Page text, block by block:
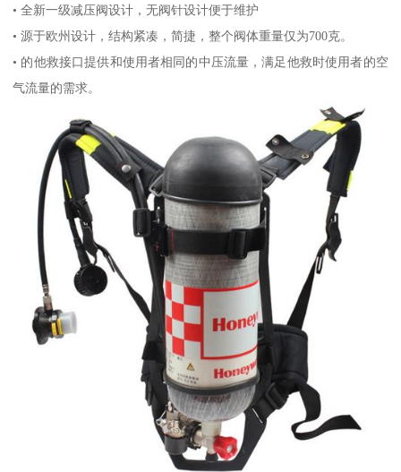
• 全新一级减压阀设计，无阀针设计便于维护
• 源于欧州设计，结构紧凑，简捷，整个阀体重量仅为700克。
• 的他救接口提供和使用者相同的中压流量，满足他救时使用者的空
气流量的需求。